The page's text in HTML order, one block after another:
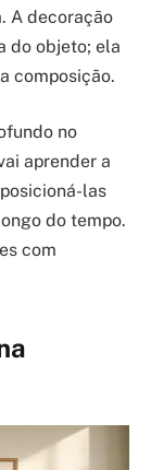
A decoração
do objeto; ela
composição.
no
aprender a
las
do tempo.
com